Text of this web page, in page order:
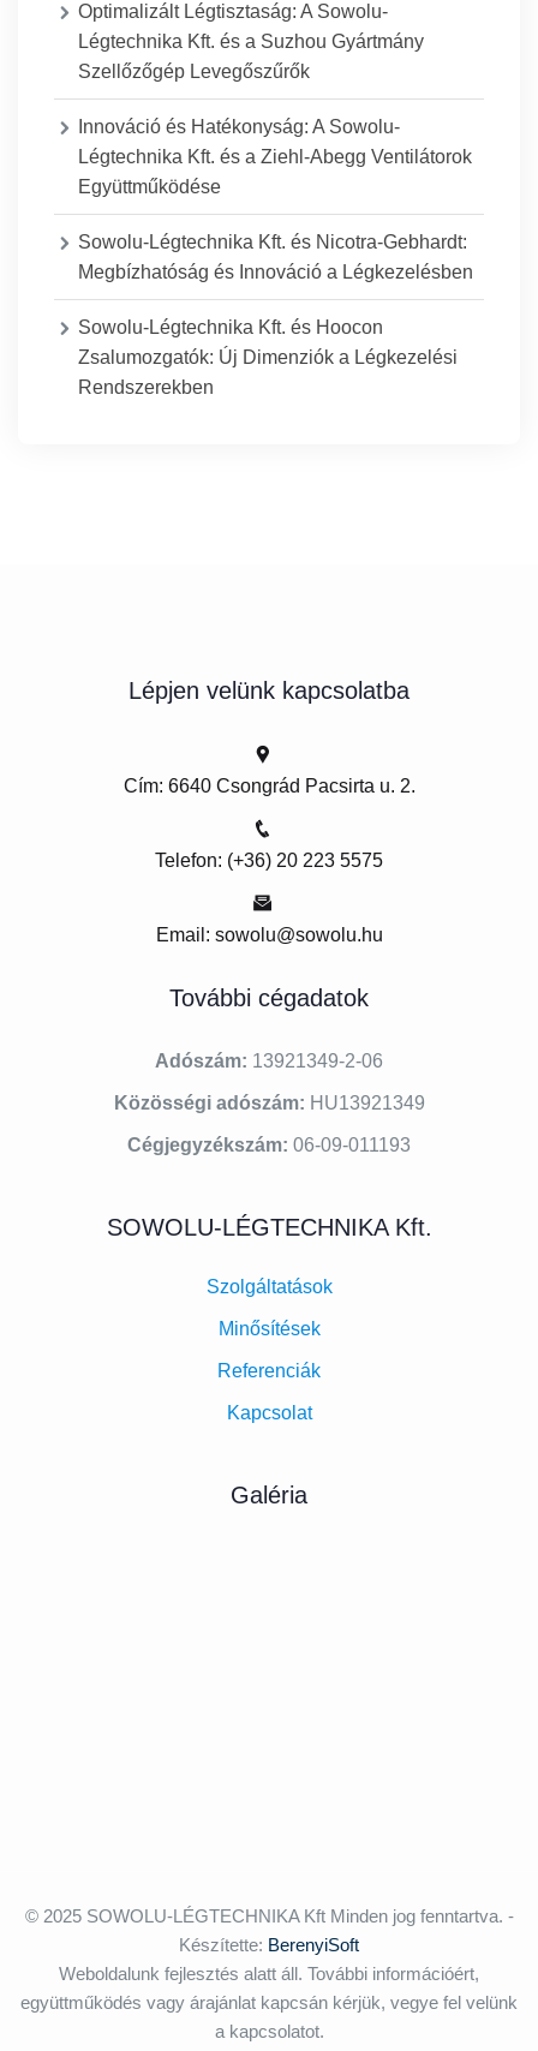
Optimalizált Légtisztaság: A Sowolu-
Légtechnika Kft. és a Suzhou Gyártmány
Szellőzőgép Levegőszűrők
Innováció és Hatékonyság: A Sowolu-
Légtechnika Kft. és a Ziehl-Abegg Ventilátorok
Együttműködése
Sowolu-Légtechnika Kft. és Nicotra-Gebhardt:
Megbízhatóság és Innováció a Légkezelésben
Sowolu-Légtechnika Kft. és Hoocon
Zsalumozgatók: Új Dimenziók a Légkezelési
Rendszerekben
Lépjen velünk kapcsolatba
Cím: 6640 Csongrád Pacsirta u. 2.
Telefon: (+36) 20 223 5575
Email: sowolu@sowolu.hu
További cégadatok
Adószám: 13921349-2-06
Közösségi adószám: HU13921349
Cégjegyzékszám: 06-09-011193
SOWOLU-LÉGTECHNIKA Kft.
Szolgáltatások
Minősítések
Referenciák
Kapcsolat
Galéria
© 2025 SOWOLU-LÉGTECHNIKA Kft Minden jog fenntartva. -
Készítette: BerenyiSoft
Weboldalunk fejlesztés alatt áll. További információért,
együttműködés vagy árajánlat kapcsán kérjük, vegye fel velünk
a kapcsolatot.